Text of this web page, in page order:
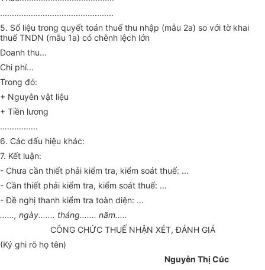
................................................
5. Số liệu trong quyết toán thuế thu nhập (mẫu 2a) so với tờ khai
thuế TNDN (mẫu 1a) có chênh lệch lớn
Doanh thu...
Chi phí...
Trong đó:
+ Nguyên vật liệu
+ Tiền lương
................
6. Các dấu hiệu khác:
7. Kết luận:
- Chưa cần thiết phải kiểm tra, kiểm soát thuế: ...
- Cần thiết phải kiểm tra, kiểm soát thuế: ...
- Đề nghị thanh kiểm tra toàn diện: ...
......, ngày....... tháng....... năm.....
CÔNG CHỨC THUẾ NHẬN XÉT, ĐÁNH GIÁ
(Ký ghi rõ họ tên)
Nguyễn Thị Cúc